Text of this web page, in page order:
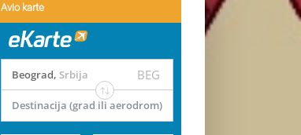
Avio karte
Beograd, Srbija BEG
Destinacija (grad ili aerodrom)